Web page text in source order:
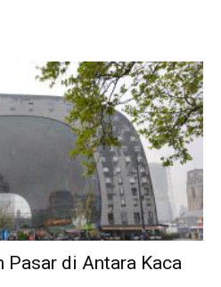
Pasar di Antara Kaca